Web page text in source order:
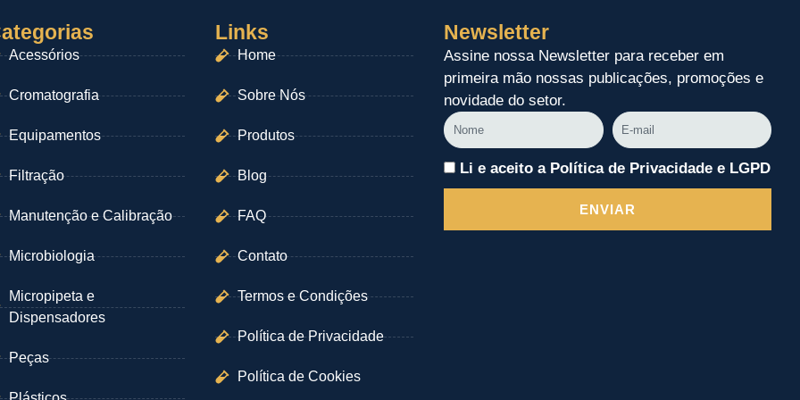
Acessórios
Cromatografia
Equipamentos
Filtração
Manutenção e Calibração
Microbiologia
Micropipeta e
Dispensadores
Peças
Links
Home
Sobre Nós
Produtos
Blog
FAQ
Contato
Termos e Condições
Política de Privacidade
Política de Cookies
Newsletter
Assine nossa Newsletter para receber em
primeira mão nossas publicações, promoções e
novidade do setor.
Nome
E-
mail
Li e aceito a Política de Privacidade e LGPD
ENVIAR